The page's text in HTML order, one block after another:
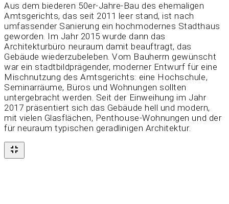
Aus dem biederen 50er-Jahre-Bau des ehemaligen
Amtsgerichts, das seit 2011 leer stand, ist nach
umfassender Sanierung ein hochmodernes Stadthaus
geworden. Im Jahr 2015 wurde dann das
Architekturbüro neuraum damit beauftragt, das
Gebäude wiederzubeleben. Vom Bauherrn gewünscht
war ein stadtbildprägender, moderner Entwurf für eine
Mischnutzung des Amtsgerichts: eine Hochschule,
Seminarräume, Büros und Wohnungen sollten
untergebracht werden. Seit der Einweihung im Jahr
2017 präsentiert sich das Gebäude hell und modern,
mit vielen Glasflächen, Penthouse-Wohnungen und der
für neuraum typischen geradlinigen Architektur.